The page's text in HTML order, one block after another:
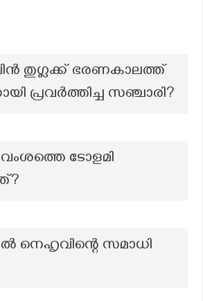
തുഗ്ലക്ക് ഭരണകാലത്ത്
പ്രവർത്തിച്ച സഞ്ചാരി?
ടോളമി
നെഹൃവിന്റെ സമാധി